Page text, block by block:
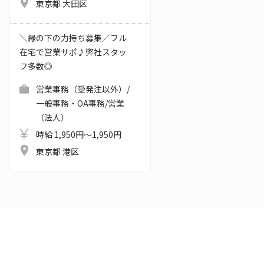
東京都 大田区
＼縁の下の力持ち募集／フル
在宅で営業サポ♪弊社スタッ
フ多数◎
営業事務（受発注以外）/
一般事務・OA事務/営業
（法人）
時給 1,950円～1,950円
東京都 港区